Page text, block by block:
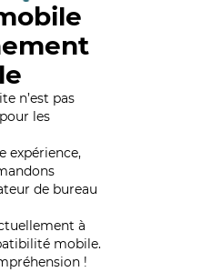
n’est pas
les
expérience,
de bureau
à
mobile.
!